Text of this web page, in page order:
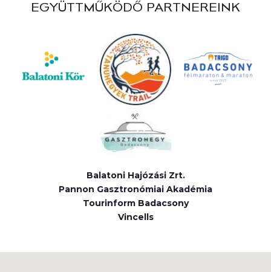
EGYÜTTMŰKÖDŐ PARTNEREINK
Balatoni Hajózási Zrt.
Pannon Gasztronómiai Akadémia
Tourinform Badacsony
Vincells